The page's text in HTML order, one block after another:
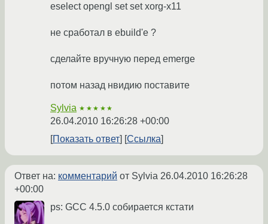
eselect opengl set set xorg-x11
не сработал в ebuild'e ?
сделайте вручную перед emerge
потом назад нвидию поставите
Sylvia ★★★★★
26.04.2010 16:26:28 +00:00
Показать ответ
Ссылка
Ответ на: комментарий от Sylvia 26.04.2010 16:26:28
+00:00
ps: GCC 4.5.0 собирается кстати